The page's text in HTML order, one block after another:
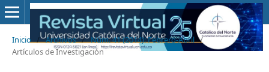
Inicio / Archivos / Núm. 41 (2014): Febrero-Abril /
Artículos de Investigación